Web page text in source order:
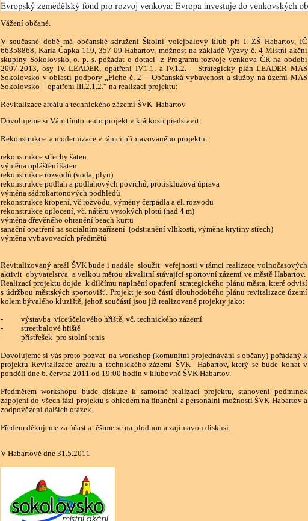
Vážení občané.
V současné době má občanské sdružení Školní volejbalový klub při I. ZŠ Habartov, IČ
66358868, Karla Čapka 119, 357 09 Habartov, možnost na základě Výzvy č. 4 Místní akční
skupiny Sokolovsko, o. p. s. požádat o dotaci z Programu rozvoje venkova ČR na období
2007-2013, osy IV. LEADER, opatření IV.1.1. a IV.1.2. – Strategický plán LEADER MAS
Sokolovsko v oblasti podpory „Fiche č. 2 – Občanská vybavenost a služby na území MAS
Sokolovsko – opatření III.2.1.2.“ na realizaci projektu:
Revitalizace areálu a technického zázemí ŠVK Habartov
Dovolujeme si Vám tímto tento projekt v krátkosti představit:
Rekonstrukce a modernizace v rámci připravovaného projektu:
rekonstrukce střechy šaten
výměna opláštění šaten
rekonstrukce rozvodů (voda, plyn)
rekonstrukce podlah a podlahových povrchů, protiskluzová úprava
výměna sádrokartonových podhledů
rekonstrukce kropení, vč rozvodu, výměny čerpadla a el. rozvodu
rekonstrukce oplocení, vč. nátěru vysokých plotů (nad 4 m)
výměna dřevěného ohranění beach kurtů
sanační opatření na sociálním zařízení (odstranění vlhkosti, výměna krytiny střech)
výměna vybavovacích předmětů
Revitalizovaný areál ŠVK bude i nadále sloužit veřejnosti v rámci realizace volnočasových
aktivit obyvatelstva a velkou měrou zkvalitní stávající sportovní zázemí ve městě Habartov.
Realizací projektu dojde k dílčímu naplnění opatření strategického plánu města, které odvisí
s údržbou městských sportovišť. Projekt je sou částí dlouhodobého plánu revitalizace území
kolem bývalého kluziště, jehož součástí jsou již realizované projekty jako:
- výstavba víceúčelového hřiště, vč. technického zázemí
- streetbalové hřiště
- přístřešek pro stolní tenis
Dovolujeme si vás proto pozvat na workshop (komunitní projednávání s občany) pořádaný k
projektu Revitalizace areálu a technického zázemí ŠVK Habartov, který se bude konat v
pondělí dne 6. června 2011 od 19:00 hodin v klubovně ŠVK Habartov.
Předmětem workshopu bude diskuze k samotné realizaci projektu, stanovení podmínek
zapojení do všech fází projektu s ohledem na finanční a personální možnosti ŠVK Habartov a
zodpovězení dalších otázek.
Předem děkujeme za účast a těšíme se na plodnou a zajímavou diskusi.
V Habartově dne 31.5.2011